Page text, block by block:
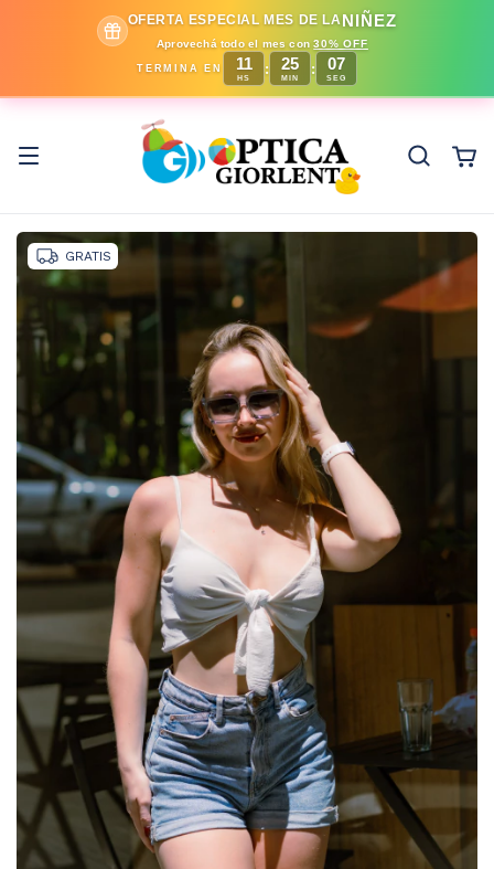
OFERTA ESPECIAL MES DE LANIÑEZ
Aprovechá todo el mes con30% OFF
TERMINA EN 11
HS
: 25
MIN
: 06
SEG
GRATIS